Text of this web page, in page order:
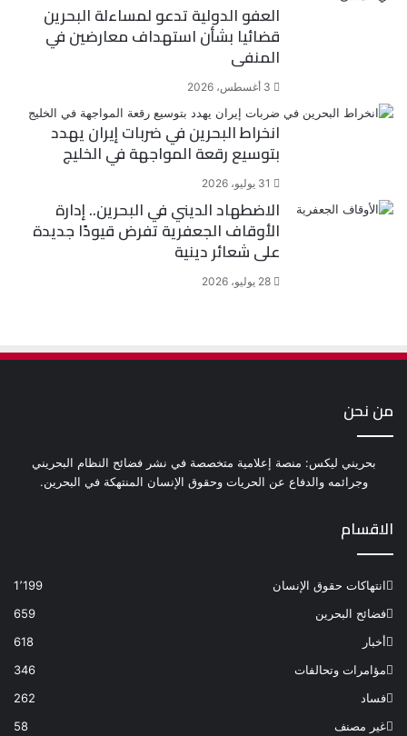
العفو الدولية تدعو لمساءلة البحرين
قضائيا بشأن استهداف معارضين في
المنفى
3 أغسطس، 2026
انخراط البحرين في ضربات إيران يهدد
بتوسيع رقعة المواجهة في الخليج
31 يوليو، 2026
الاضطهاد الديني في البحرين.. إدارة
الأوقاف الجعفرية تفرض قيودًا جديدة
على شعائر دينية
28 يوليو، 2026
من نحن
بحريني ليكس: منصة إعلامية متخصصة في نشر فضائح النظام البحريني
وجرائمه والدفاع عن الحريات وحقوق الإنسان المنتهكة في البحرين.
الاقسام
انتهاكات حقوق الإنسان
1٬199
فضائح البحرين
659
أخبار
618
مؤامرات وتحالفات
346
فساد
262
غير مصنف
58